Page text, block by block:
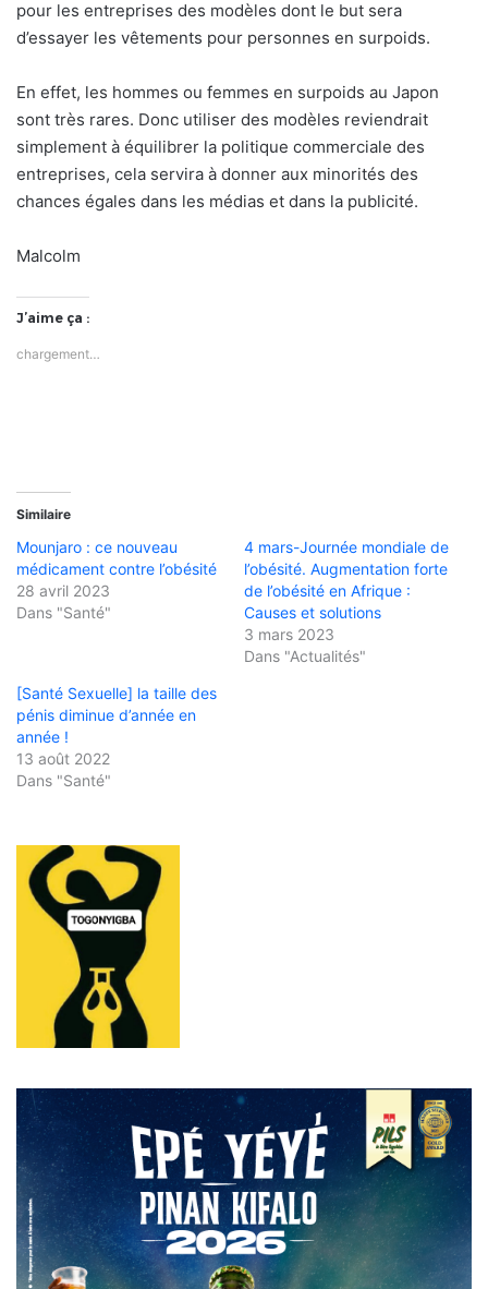
pour les entreprises des modèles dont le but sera
d’essayer les vêtements pour personnes en surpoids.
En effet, les hommes ou femmes en surpoids au Japon
sont très rares. Donc utiliser des modèles reviendrait
simplement à équilibrer la politique commerciale des
entreprises, cela servira à donner aux minorités des
chances égales dans les médias et dans la publicité.
Malcolm
J’aime ça :
chargement…
Similaire
Mounjaro : ce nouveau
médicament contre l’obésité
28 avril 2023
Dans "Santé"
4 mars-Journée mondiale de
l’obésité. Augmentation forte
de l’obésité en Afrique :
Causes et solutions
3 mars 2023
Dans "Actualités"
[Santé Sexuelle] la taille des
pénis diminue d’année en
année !
13 août 2022
Dans "Santé"